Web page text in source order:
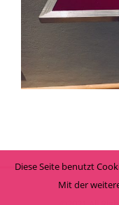
Diese Seite benutzt
Mit der